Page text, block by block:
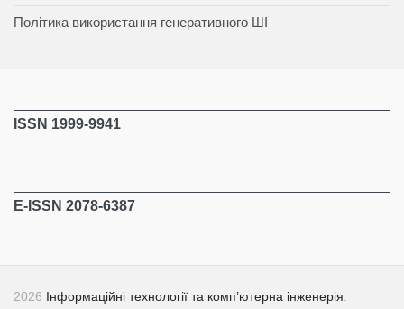
Політика використання генеративного ШІ
ISSN 1999-9941
E-ISSN 2078-6387
2026 Інформаційні технології та комп’ютерна інженерія